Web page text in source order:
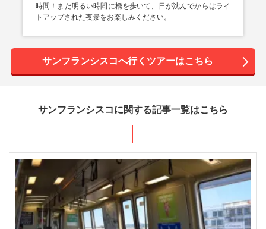
時間！まだ明るい時間に橋を歩いて、日が沈んでからはライ
トアップされた夜景をお楽しみください。
サンフランシスコへ行くツアーはこちら
サンフランシスコに関する記事一覧はこちら